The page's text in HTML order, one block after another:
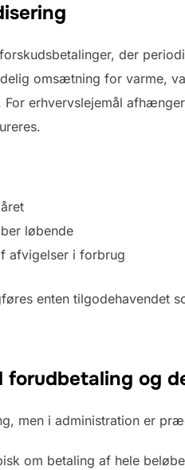
der
omsætning for varme,
erhvervslejemål
løbende
afvigelser i forbrug
enten tilgodehavendet
forudbetaling og
men i administration er
om betaling af hele